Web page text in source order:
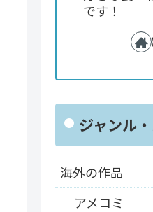
です！
ジャンル
海外の作品
アメコミ